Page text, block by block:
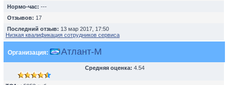
Нормо-час: ---
Отзывов: 17
Последний отзыв: 13 мар 2017, 17:50
Низкая квалификация сотрудников сервиса
Организация: Атлант-М
Средняя оценка: 4.54